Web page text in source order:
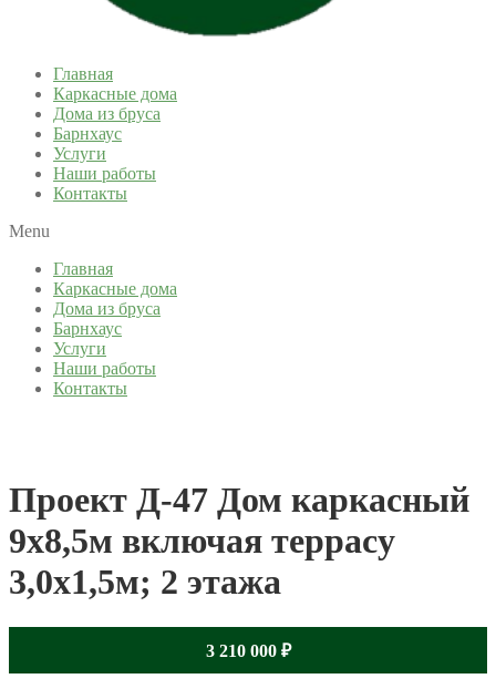
Главная
Каркасные дома
Дома из бруса
Барнхаус
Услуги
Наши работы
Контакты
Menu
Главная
Каркасные дома
Дома из бруса
Барнхаус
Услуги
Наши работы
Контакты
Проект Д-47 Дом каркасный
9х8,5м включая террасу
3,0х1,5м; 2 этажа
3 210 000 ₽